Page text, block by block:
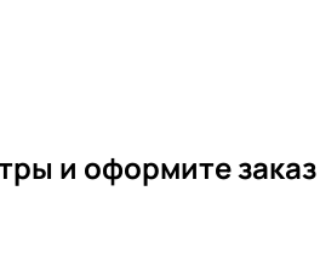
и оформите заказ